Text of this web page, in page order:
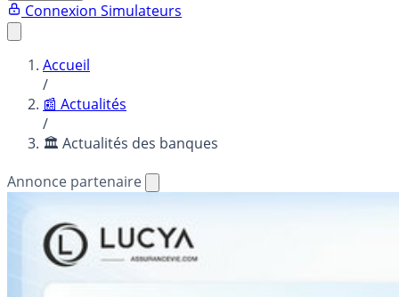
Connexion Simulateurs
Accueil
/
📰 Actualités
/
🏛️ Actualités des banques
Annonce partenaire